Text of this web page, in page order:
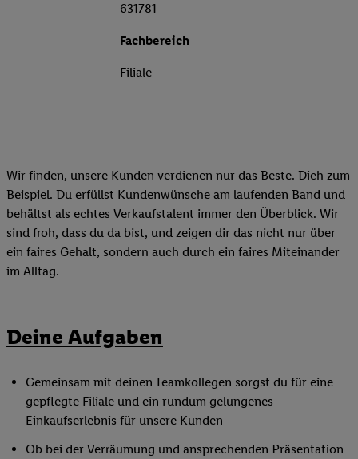
631781
Fachbereich
Filiale
Wir finden, unsere Kunden verdienen nur das Beste. Dich zum
Beispiel. Du erfüllst Kundenwünsche am laufenden Band und
behältst als echtes Verkaufstalent immer den Überblick. Wir
sind froh, dass du da bist, und zeigen dir das nicht nur über
ein faires Gehalt, sondern auch durch ein faires Miteinander
im Alltag.
Deine Aufgaben
Gemeinsam mit deinen Teamkollegen sorgst du für eine
gepflegte Filiale und ein rundum gelungenes
Einkaufserlebnis für unsere Kunden
Ob bei der Verräumung und ansprechenden Präsentation